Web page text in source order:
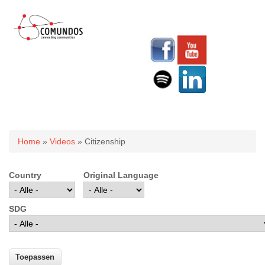
U bent hier
Home » Videos » Citizenship
Country Original Language
SDG